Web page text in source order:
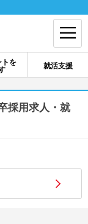
トを
就活支援
イン
を忘れた方はこちら
インターンを探す
採用求人・就